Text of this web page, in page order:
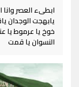
ابطىء العصر
يابهجت الوجدان
خوخ يا عرموط يا
النسوان يا قمت